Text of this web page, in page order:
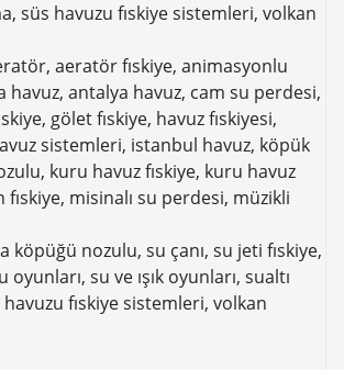
süs havuzu fıskiye sistemleri, volkan
aeratör fıskiye, animasyonlu
havuz, antalya havuz, cam su perdesi,
gölet fıskiye, havuz fıskiyesi,
sistemleri, istanbul havuz, köpük
kuru havuz fıskiye, kuru havuz
misinalı su perdesi, müzikli
köpüğü nozulu, su çanı, su jeti fıskiye,
su ve ışık oyunları, sualtı
fıskiye sistemleri, volkan